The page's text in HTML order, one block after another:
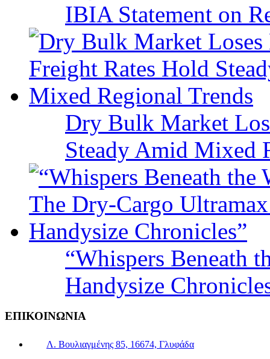
IBIA Statement on
Dry Bulk Market
Steady Amid Mixed
“Whispers Beneath
Handysize
ΕΠΙΚΟΙΝΩΝΙΑ
Λ. Βουλιαγμένης 85, 16674, Γλυφάδα